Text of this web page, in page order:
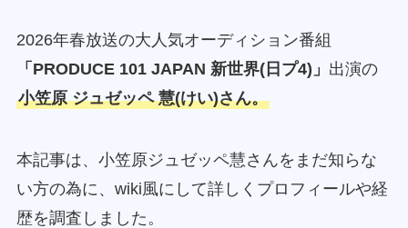
2026年春放送の大人気オーディション番組
「PRODUCE 101 JAPAN 新世界(日プ4)」 出演の
小笠原 ジュゼッペ 慧(けい)さん。
本記事は、小笠原ジュゼッペ慧さんをまだ知らな
い方の為に、wiki風にして詳しくプロフィールや経
歴を調査しました。